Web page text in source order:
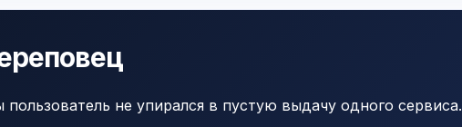
не упирался в пустую выдачу одного сервиса.